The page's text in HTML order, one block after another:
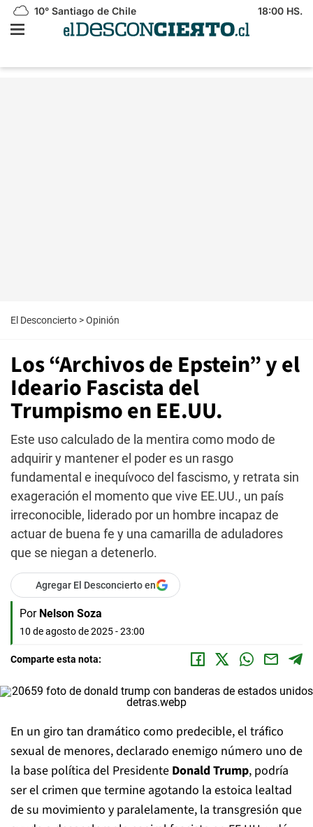
10° Santiago de Chile 18:00 HS.
El Desconcierto >Opinión
Los “Archivos de Epstein” y el
Ideario Fascista del
Trumpismo en EE.UU.
Este uso calculado de la mentira como modo de
adquirir y mantener el poder es un rasgo
fundamental e inequívoco del fascismo, y retrata sin
exageración el momento que vive EE.UU., un país
irreconocible, liderado por un hombre incapaz de
actuar de buena fe y una camarilla de aduladores
que se niegan a detenerlo.
Agregar El Desconcierto en
Por Nelson Soza
10 de agosto de 2025 - 23:00
Comparte esta nota:
En un giro tan dramático como predecible, el tráfico
sexual de menores, declarado enemigo número uno de
la base política del Presidente Donald Trump, podría
ser el crimen que termine agotando la estoica lealtad
de su movimiento y paralelamente, la transgresión que